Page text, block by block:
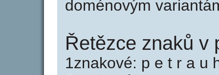
doménovým
Řetězce znaků v
1znakové: p e t r a u